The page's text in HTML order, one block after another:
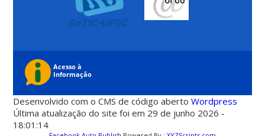
Desenvolvido com o CMS de código abertoWordpress
Última atualização do site foi em 29 de junho 2026 -
18:01:14